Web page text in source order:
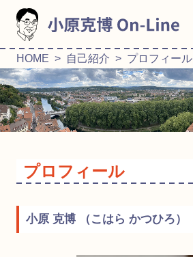
HOME > 自己紹介 > プロフィール
プロフィール
小原 克博 （こはら かつひろ）